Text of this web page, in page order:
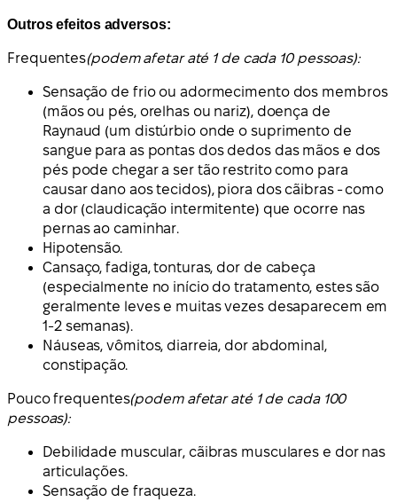
Outros efeitos adversos:
Frequentes(podem afetar até 1 de cada 10 pessoas):
Sensação de frio ou adormecimento dos membros
(mãos ou pés, orelhas ou nariz), doença de
Raynaud (um distúrbio onde o suprimento de
sangue para as pontas dos dedos das mãos e dos
pés pode chegar a ser tão restrito como para
causar dano aos tecidos), piora dos cãibras - como
a dor (claudicação intermitente) que ocorre nas
pernas ao caminhar.
Hipotensão.
Cansaço, fadiga, tonturas, dor de cabeça
(especialmente no início do tratamento, estes são
geralmente leves e muitas vezes desaparecem em
1-2 semanas).
Náuseas, vômitos, diarreia, dor abdominal,
constipação.
Pouco frequentes(podem afetar até 1 de cada 100
pessoas):
Debilidade muscular, cãibras musculares e dor nas
articulações.
Sensação de fraqueza.